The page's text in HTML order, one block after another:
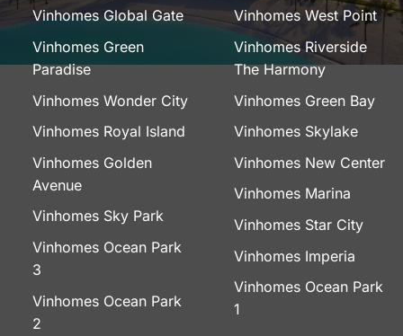
Vinhomes Global Gate
Vinhomes Green
Paradise
Vinhomes Wonder City
Vinhomes Royal Island
Vinhomes Golden
Avenue
Vinhomes Sky Park
Vinhomes Ocean Park
3
Vinhomes Ocean Park
2
Vinhomes West Point
Vinhomes Riverside
The Harmony
Vinhomes Green Bay
Vinhomes Skylake
Vinhomes New Center
Vinhomes Marina
Vinhomes Star City
Vinhomes Imperia
Vinhomes Ocean Park
1